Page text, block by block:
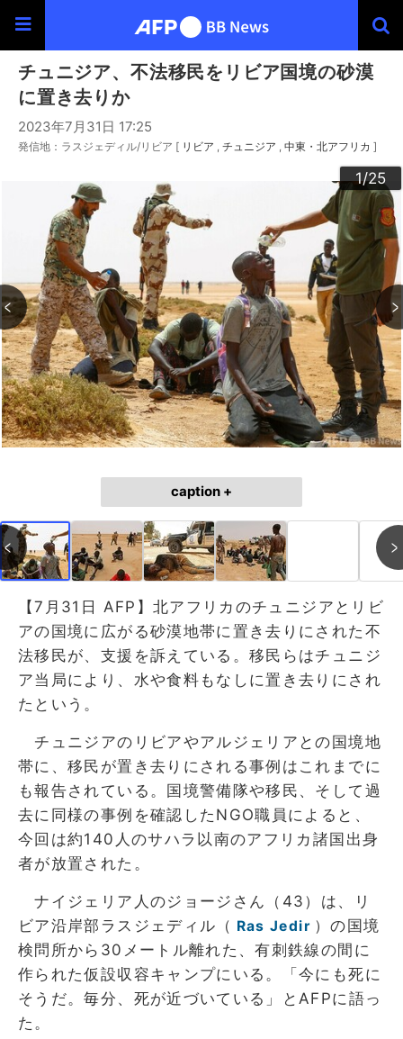
チュニジア、不法移民をリビア国境の砂漠
に置き去りか
2023年7月31日 17:25
発信地：ラスジェディル/リビア [ リビア チュニジア 中東・北アフリカ ]
1/25
2/25
3/25
4/25
5/25
6/25
7/25
8/25
9/25
10/25
11/25
12/25
13/25
14/25
15/25
16/25
17/25
18/25
19/25
20/25
21/25
22/25
23/25
24/25
25/25
caption +
【7月31日 AFP】北アフリカのチュニジアとリビ
アの国境に広がる砂漠地帯に置き去りにされた不
法移民が、支援を訴えている。移民らはチュニジ
ア当局により、水や食料もなしに置き去りにされ
たという。
チュニジアのリビアやアルジェリアとの国境地
帯に、移民が置き去りにされる事例はこれまでに
も報告されている。国境警備隊や移民、そして過
去に同様の事例を確認したNGO職員によると、
今回は約140人のサハラ以南のアフリカ諸国出身
者が放置された。
ナイジェリア人のジョージさん（43）は、リ
ビア沿岸部ラスジェディル（ Ras Jedir ）の国境
検問所から30メートル離れた、有刺鉄線の間に
作られた仮設収容キャンプにいる。「今にも死に
そうだ。毎分、死が近づいている」とAFPに語っ
た。